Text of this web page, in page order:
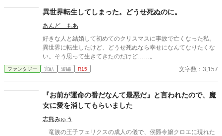
しかも、彼の命令はちょっと普通じゃない。 「掃除だけじゃダメ
だろ？ ご主人様の癒しも、メイドの大事な仕事だろ？」 手を握
られるたび、耳元で囁かれるたび、心臓がバクバクする。 なの
に、ひなたの体はどんどん反応してしまって…。 怒ったり照れた
りしながらも、次第に蓮に惹かれていくひなた。 だけど、彼には
まだ知られていない秘密があって―― 「…ほんとは、ずっと前か
交差する、ちょっぴり危険な主従ラブストーリー。
異世界転生してしまった。どうせ死ぬのに。
あんど もあ
好きな人と結婚して初めてのクリスマスに事故で亡くなった私。
異世界に転生したけど、どうせ死ぬなら幸せになんてなりたくな
い。そう思って生きてきたのだけど……。
ファンタジー 完結 短編 R15 文字数：3,157
『お前が運命の番だなんて最悪だ』と言われたので、魔
女に愛を消してもらいました
志熊みゅう
竜族の王子フェリクスの成人の儀で、侯爵令嬢クロエに現れた